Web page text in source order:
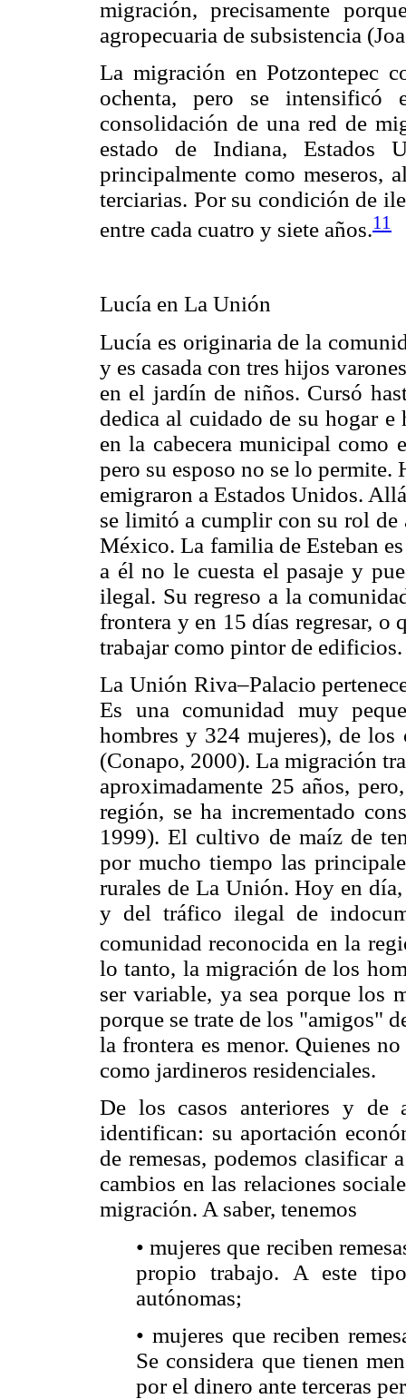
migración, precisamente
agropecuaria de subsistencia
La migración en Potzontepec
ochenta, pero se
consolidación de una red de
estado de Indiana, Estados
principalmente como meseros,
terciarias. Por su condición de
entre cada cuatro y siete años.11
Lucía en La Unión
Lucía es originaria de la
y es casada con tres hijos
en el jardín de niños. Cursó
dedica al cuidado de su hogar
en la cabecera municipal como
pero su esposo no se lo permite.
emigraron a Estados Unidos.
se limitó a cumplir con su rol de
México. La familia de Esteban
a él no le cuesta el pasaje y
ilegal. Su regreso a la
frontera y en 15 días regresar, o
trabajar como pintor de edificios.
La Unión Riva–Palacio
Es una comunidad muy
hombres y 324 mujeres), de
(Conapo, 2000). La migración
aproximadamente 25 años,
región, se ha incrementado
1999). El cultivo de maíz de
por mucho tiempo las
rurales de La Unión. Hoy en
y del tráfico ilegal de
comunidad reconocida en la
lo tanto, la migración de los
ser variable, ya sea porque los
porque se trate de los "amigos"
la frontera es menor. Quienes
como jardineros residenciales.
De los casos anteriores y de
identifican: su aportación
de remesas, podemos clasificar
cambios en las relaciones
migración. A saber, tenemos
• mujeres que reciben
propio trabajo. A este
autónomas;
• mujeres que reciben
Se considera que tienen
por el dinero ante terceras